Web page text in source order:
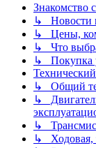
Знакомство
↳ Новости
↳ Цены,
↳ Что
↳ Покупка
↳ Общий
↳
↳
↳ Ходовая,